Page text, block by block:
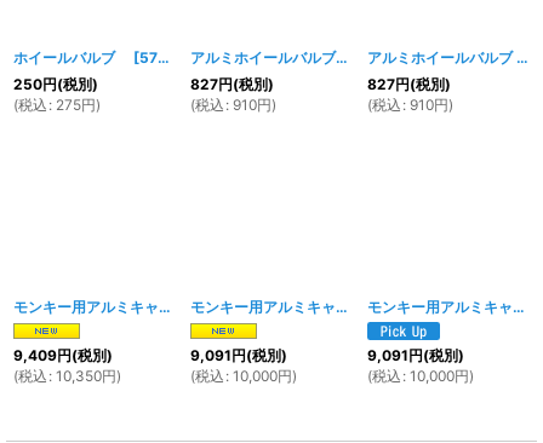
ホイールバルブ [572w
250円(税別)
(税込 : 275円)
アルミホイールバルブ ブルー [803w]
827円(税別)
(税込 : 910円)
アルミホイールバルブ シルバー
827円(税別)
(税込 : 910円)
モンキー用アルミキャストホイール C 8インチ3.5J [1766w]
9,409円(税別)
(税込 : 10,350円)
モンキー用アルミキャストホイール C 8インチ2.75J
9,091円(税別)
(税込 : 10,000円)
モンキー用アルミキャストホイール B 8インチ3.5J
9,091円(税別)
(税込 : 10,000円)